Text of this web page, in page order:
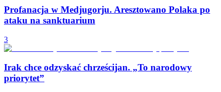
Profanacja w Medjugorju. Aresztowano Polaka po
ataku na sanktuarium
3
Irak chce odzyskać chrześcijan. „To narodowy
priorytet”